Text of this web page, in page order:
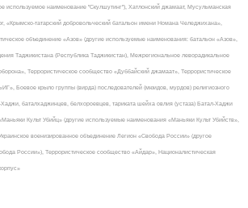
используемое наименование "Скулшутинг"), Хатлонский джамаат, Мусульманская
«Крымско-татарский добровольческий батальон имени Номана Челеджихана»,
объединение «Азов» (другие используемые наименования: батальон «Азов»,
Таджикистана (Республика Таджикистан), Межрегиональное леворадикальное
Террористическое сообщество «Дуббайский джамаат», Террористическое
Боевое крыло группы (вирда) последователей (мюидов, мурдов) религиозного
баталхаджинцев, белхороевцев, тариката шейха овлия (устаза) Батал-Хаджи
Культ Убийц» (другие используемые наименования «Маньяки Культ Убийств»,
военизированное объединение Легион «Свобода России» (другое
России»), Террористическое сообщество «Айдар», Националистическая